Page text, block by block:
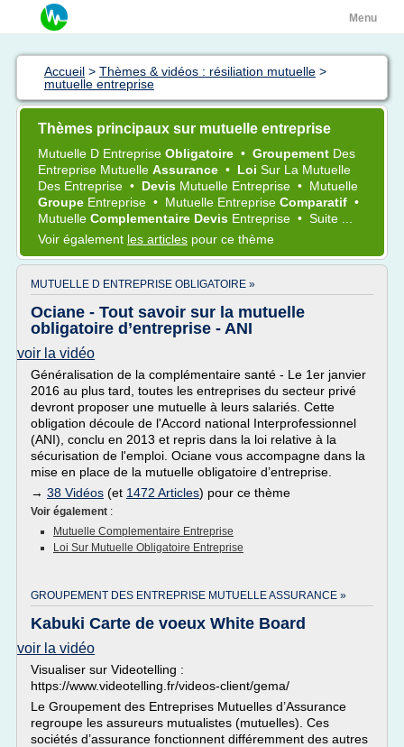
Menu
Accueil > Thèmes & vidéos : résiliation mutuelle >
mutuelle entreprise
Thèmes principaux sur mutuelle entreprise
Mutuelle D Entreprise Obligatoire • Groupement Des
Entreprise Mutuelle Assurance • Loi Sur La Mutuelle
Des Entreprise • Devis Mutuelle Entreprise • Mutuelle
Groupe Entreprise • Mutuelle Entreprise Comparatif •
Mutuelle Complementaire Devis Entreprise • Suite ...
Voir également les articles pour ce thème
MUTUELLE D ENTREPRISE OBLIGATOIRE »
Ociane - Tout savoir sur la mutuelle
obligatoire d’entreprise - ANI
voir la vidéo
Généralisation de la complémentaire santé - Le 1er janvier
2016 au plus tard, toutes les entreprises du secteur privé
devront proposer une mutuelle à leurs salariés. Cette
obligation découle de l'Accord national Interprofessionnel
(ANI), conclu en 2013 et repris dans la loi relative à la
sécurisation de l'emploi. Ociane vous accompagne dans la
mise en place de la mutuelle obligatoire d’entreprise.
→ 38 Vidéos (et 1472 Articles) pour ce thème
Voir également :
Mutuelle Complementaire Entreprise
Loi Sur Mutuelle Obligatoire Entreprise
GROUPEMENT DES ENTREPRISE MUTUELLE ASSURANCE »
Kabuki Carte de voeux White Board
voir la vidéo
Visualiser sur Videotelling :
https://www.videotelling.fr/videos-client/gema/
Le Groupement des Entreprises Mutuelles d’Assurance
regroupe les assureurs mutualistes (mutuelles). Ces
sociétés d’assurance fonctionnent différemment des autres